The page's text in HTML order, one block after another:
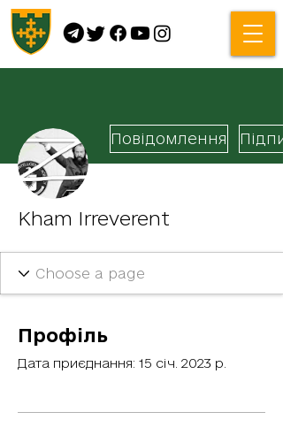
Повідомлення
Kham Irreverent
Профіль
Дата приєднання: 15 січ. 2023 р.